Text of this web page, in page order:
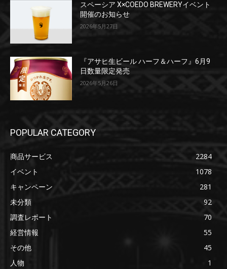
スペーシア X×COEDO BREWERYイベント
開催のお知らせ
2026年5月27日
『アサヒ生ビール ハーフ＆ハーフ』6月9
日数量限定発売
2026年5月26日
POPULAR CATEGORY
商品サービス
2284
イベント
1078
キャンペーン
281
未分類
92
調査レポート
70
経営情報
55
その他
45
人物
1